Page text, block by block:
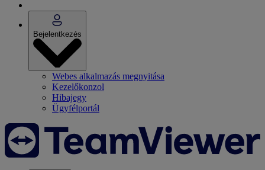
Bejelentkezés
Webes alkalmazás megnyitása
Kezelőkonzol
Hibajegy
Ügyfélportál